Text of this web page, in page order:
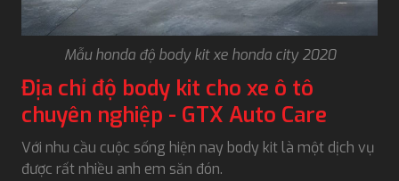
Mẫu honda độ body kit xe honda city 2020
Địa chỉ độ body kit cho xe ô tô
chuyên nghiệp - GTX Auto Care
Với nhu cầu cuộc sống hiện nay body kit là một dịch vụ
được rất nhiều anh em săn đón.